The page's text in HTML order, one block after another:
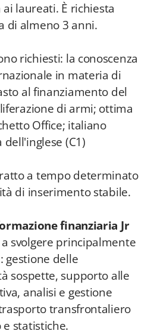
laureati. È richiesta
di almeno 3 anni.
richiesti: la conoscenza
in materia di
al finanziamento del
di armi; ottima
Office; italiano
(C1)
a tempo determinato
di inserimento stabile.
finanziaria Jr
svolgere principalmente
gestione delle
sospette, supporto alle
analisi e gestione
transfrontaliero
statistiche.